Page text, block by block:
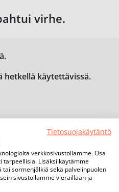
virhe.
hetkellä käytettävissä.
Tietosuojakäytäntö
verkkosivustollamme. Osa
Lisäksi käytämme
sormenjälkiä sekä palvelinpuolen
sivustollamme vieraillaan ja